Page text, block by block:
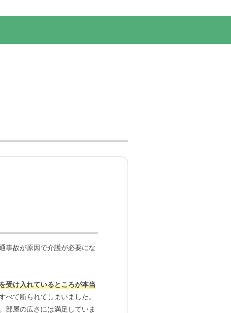
事故が原因で介護が必要にな
受け入れているところが本当
て断られてしまいました。
部屋の広さには満足していま